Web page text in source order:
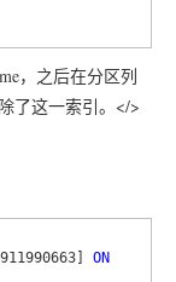
，之后在分区列
了这一索引。</>